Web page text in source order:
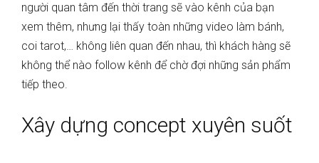
người quan tâm đến thời trang sẽ vào kênh của bạn
xem thêm, nhưng lại thấy toàn những video làm bánh,
coi tarot,… không liên quan đến nhau, thì khách hàng sẽ
không thể nào follow kênh để chờ đợi những sản phẩm
tiếp theo.
Xây dựng concept xuyên suốt